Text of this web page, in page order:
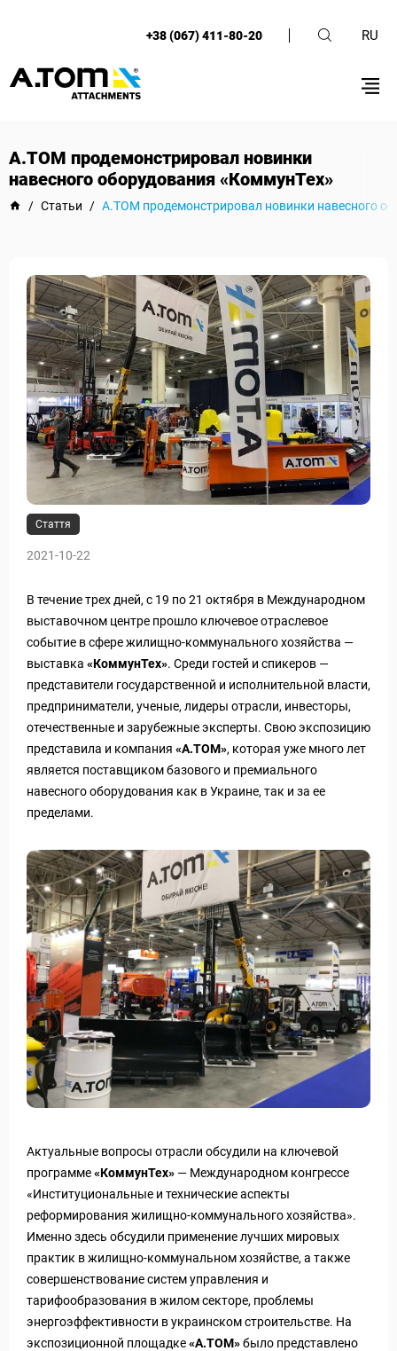
+38 (067) 411-80-20 RU
А.ТОМ продемонстрировал новинки
навесного оборудования «КоммунТех»
/ Статьи / А.ТОМ продемонстрировал новинки навесного
Стаття
2021-10-22
В течение трех дней, с 19 по 21 октября в Международном
выставочном центре прошло ключевое отраслевое
событие в сфере жилищно-коммунального хозяйства —
выставка «КоммунТех». Среди гостей и спикеров —
представители государственной и исполнительной власти,
предприниматели, ученые, лидеры отрасли, инвесторы,
отечественные и зарубежные эксперты. Свою экспозицию
представила и компания «А.ТОМ», которая уже много лет
является поставщиком базового и премиального
навесного оборудования как в Украине, так и за ее
пределами.
Актуальные вопросы отрасли обсудили на ключевой
программе«КоммунТех» — Международном конгрессе
«Институциональные и технические аспекты
реформирования жилищно-коммунального хозяйства».
Именно здесь обсудили применение лучших мировых
практик в жилищно-коммунальном хозяйстве, а также
совершенствование систем управления и
тарифообразования в жилом секторе, проблемы
энергоэффективности в украинском строительстве. На
экспозиционной площадке«A.TOM»было представлено